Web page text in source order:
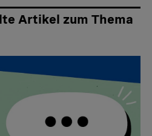
Artikel zum Thema